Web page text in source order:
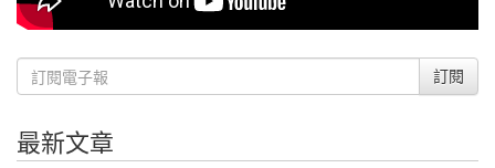
訂閱
最新文章